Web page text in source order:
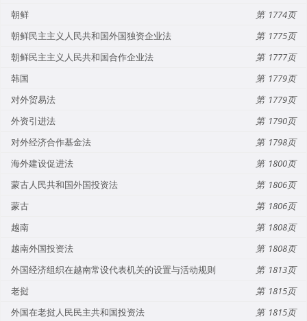
朝鲜
1774
朝鲜民主主义人民共和国外国独资企业法
1775
朝鲜民主主义人民共和国合作企业法
1777
韩国
1779
对外贸易法
1779
外资引进法
1790
对外经济合作基金法
1798
海外建设促进法
1800
蒙古人民共和国外国投资法
1806
蒙古
1806
越南
1808
越南外国投资法
1808
外国经济组织在越南常设代表机关的设置与活动规则
1813
老挝
1815
外国在老挝人民民主共和国投资法
1815